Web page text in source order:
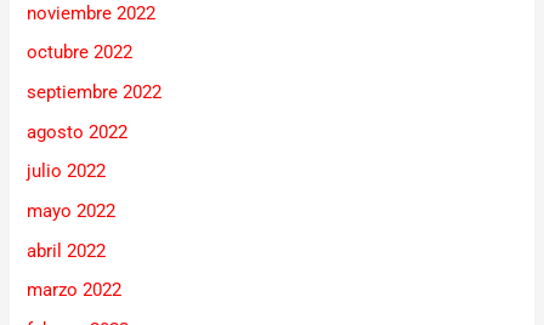
noviembre 2022
octubre 2022
septiembre 2022
agosto 2022
julio 2022
mayo 2022
abril 2022
marzo 2022